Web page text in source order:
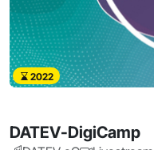
2022
DATEV-DigiCamp